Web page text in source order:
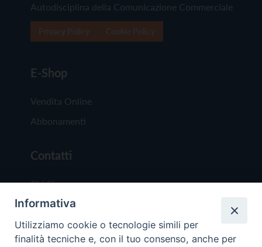
Autodisciplina della Comunicazione Commerciale
E-Shop
Vendita Online
Abbonamenti
Contatti
Chi Siamo
Redazione
Scrivici
Informativa
Utilizziamo cookie o tecnologie simili per
finalità tecniche e, con il tuo consenso, anche per